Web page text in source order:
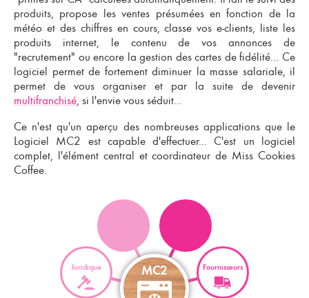
produits, propose les ventes présumées en fonction de la
météo et des chiffres en cours, classe vos e-clients, liste les
produits internet, le contenu de vos annonces de
"recrutement" ou encore la gestion des cartes de fidélité... Ce
logiciel permet de fortement diminuer la masse salariale, il
permet de vous organiser et par la suite de devenir
multifranchisé, si l'envie vous séduit...
Ce n'est qu'un aperçu des nombreuses applications que le
Logiciel MC2 est capable d'effectuer... C'est un logiciel
complet, l'élément central et coordinateur de Miss Cookies
Coffee.
MC2 Fournisseurs
Juridique